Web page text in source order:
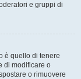
e gruppi di
è quello di tenere
di modificare o
o rimuovere